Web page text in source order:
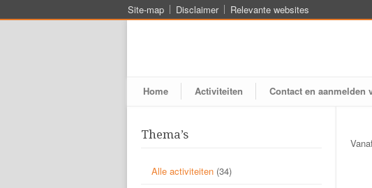
Site-map Disclaimer Relevante websites
Home Activiteiten Contact en
Thema’s
Alle activiteiten (34)